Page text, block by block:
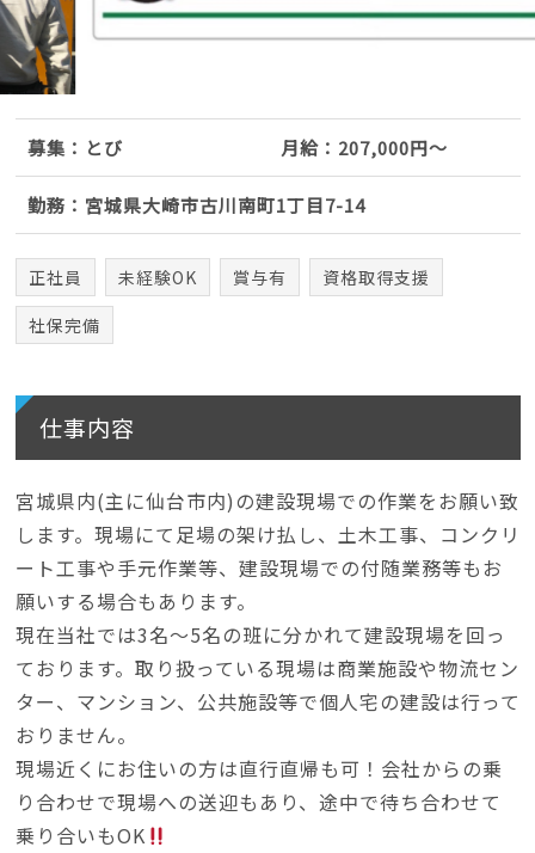
募集：とび 月給：207,000円～
勤務：宮城県大崎市古川南町1丁目7-14
正社員 未経験OK 賞与有
資格取得支援
社保完備
仕事内容
宮城県内(主に仙台市内)の建設現場での作業をお願い致
します。現場にて足場の架け払し、土木工事、コンクリ
ート工事や手元作業等、建設現場での付随業務等もお
願いする場合もあります。
現在当社では3名～5名の班に分かれて建設現場を回っ
ております。取り扱っている現場は商業施設や物流セン
ター、マンション、公共施設等で個人宅の建設は行って
おりません。
現場近くにお住いの方は直行直帰も可！会社からの乗
り合わせで現場への送迎もあり、途中で待ち合わせて
乗り合いもOK